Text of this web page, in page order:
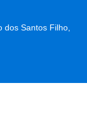
dos Santos Filho,